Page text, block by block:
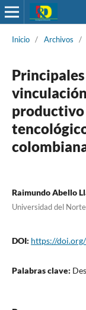
Inicio / Archivos /
Raimundo Abello
Universidad del
DOI: https://
Palabras clave: